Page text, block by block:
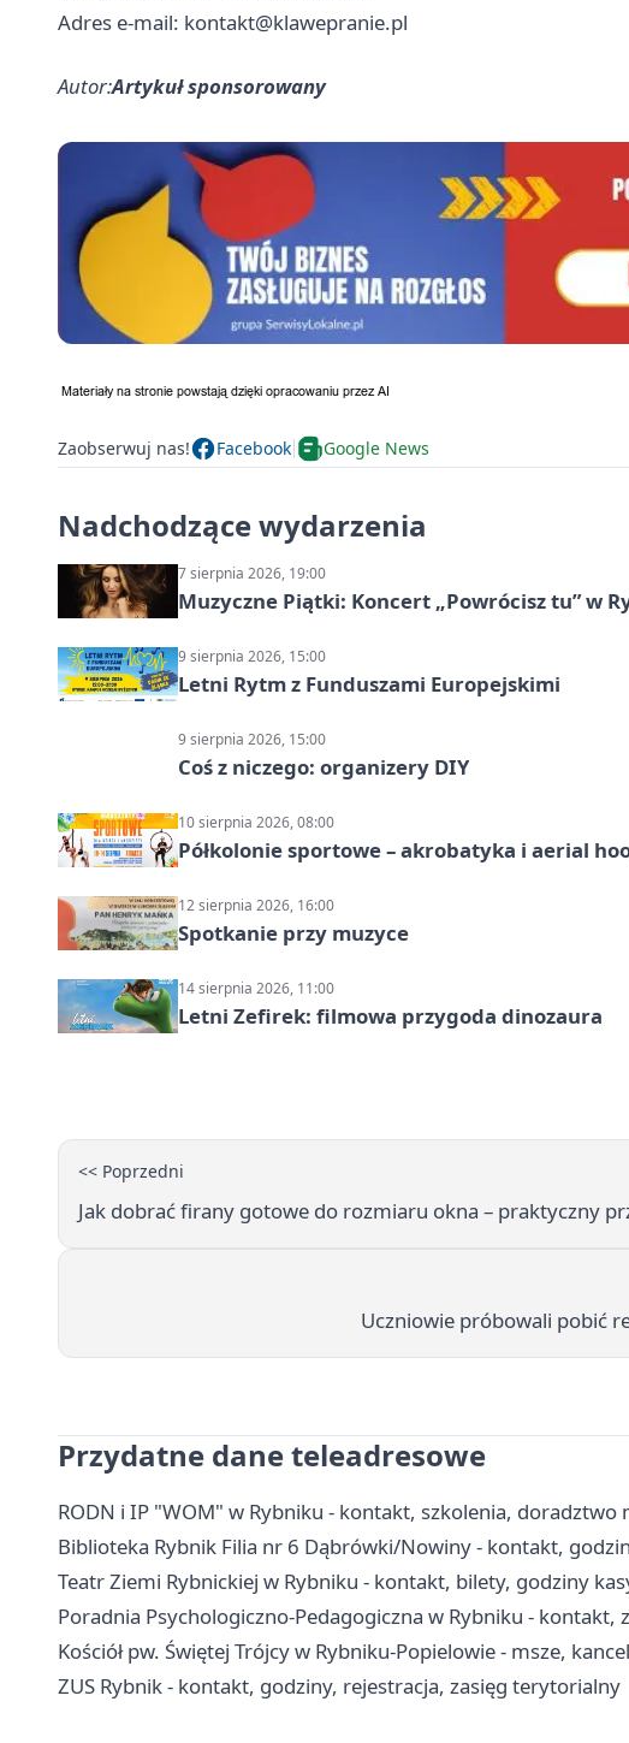
Adres e-mail: kontakt@klawepranie.pl
Autor:Artykuł sponsorowany
Zaobserwuj nas! Facebook Google News
Nadchodzące wydarzenia
7 sierpnia 2026, 19:00
Muzyczne Piątki: Koncert „Powrócisz tu” w
9 sierpnia 2026, 15:00
Letni Rytm z Funduszami Europejskimi
9 sierpnia 2026, 15:00
Coś z niczego: organizery DIY
10 sierpnia 2026, 08:00
Półkolonie sportowe – akrobatyka i aerial
12 sierpnia 2026, 16:00
Spotkanie przy muzyce
14 sierpnia 2026, 11:00
Letni Zefirek: filmowa przygoda dinozaura
<< Poprzedni
Jak dobrać firany gotowe do rozmiaru okna – praktyczny
Uczniowie próbowali pobić
Przydatne dane teleadresowe
RODN i IP "WOM" w Rybniku - kontakt, szkolenia, doradztwo
Biblioteka Rybnik Filia nr 6 Dąbrówki/Nowiny - kontakt,
Teatr Ziemi Rybnickiej w Rybniku - kontakt, bilety, godziny
Poradnia Psychologiczno-Pedagogiczna w Rybniku - kontakt,
Kościół pw. Świętej Trójcy w Rybniku-Popielowie - msze,
ZUS Rybnik - kontakt, godziny, rejestracja, zasięg terytorialny